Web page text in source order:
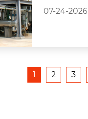
07-24-2026
1 2 3